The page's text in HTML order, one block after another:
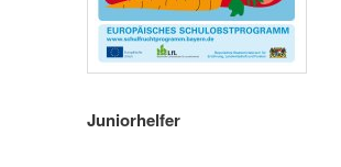
Juniorhelfer